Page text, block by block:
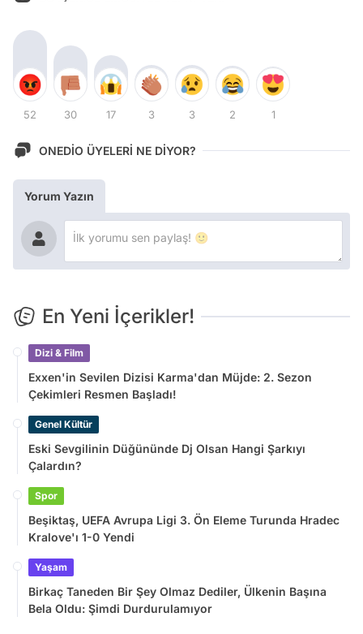
52 30 17 3 3 2 1
ONEDİO ÜYELERİ NE DİYOR?
Yorum Yazın
En Yeni İçerikler!
Dizi & Film
Exxen'in Sevilen Dizisi Karma'dan Müjde: 2. Sezon
Çekimleri Resmen Başladı!
Genel Kültür
Eski Sevgilinin Düğününde Dj Olsan Hangi Şarkıyı
Çalardın?
Spor
Beşiktaş, UEFA Avrupa Ligi 3. Ön Eleme Turunda Hradec
Kralove'ı 1-0 Yendi
Yaşam
Birkaç Taneden Bir Şey Olmaz Dediler, Ülkenin Başına
Bela Oldu: Şimdi Durdurulamıyor